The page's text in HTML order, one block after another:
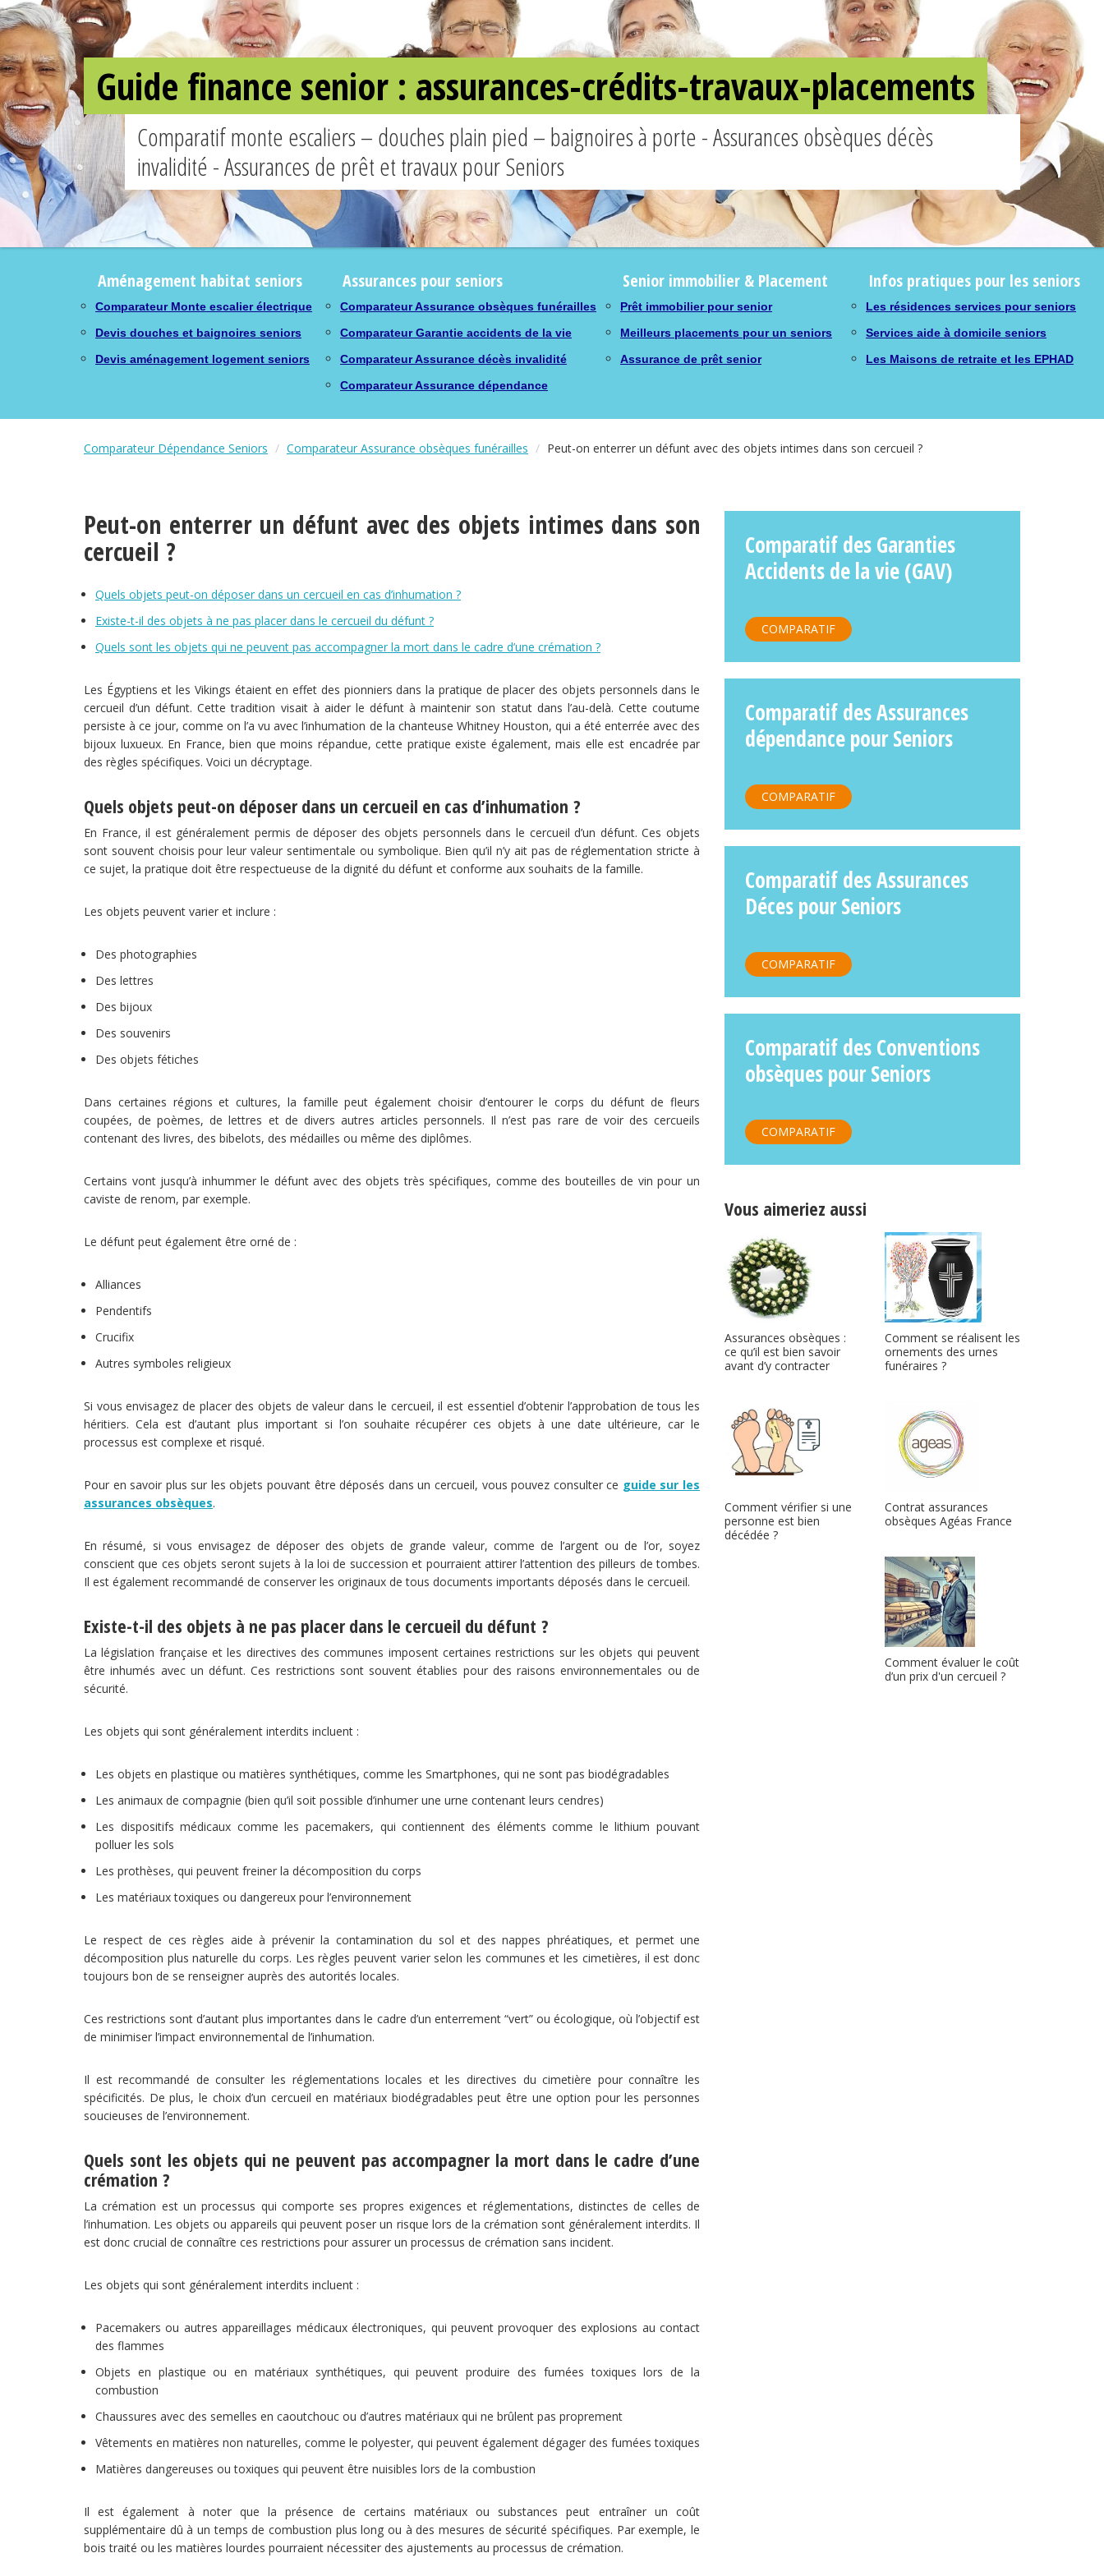
Guide finance senior : assurances-crédits-travaux-placements
Comparatif monte escaliers – douches plain pied – baignoires à porte - Assurances obsèques décès
invalidité - Assurances de prêt et travaux pour Seniors
Aménagement habitat seniors
Comparateur Monte escalier électrique
Devis douches et baignoires seniors
Devis aménagement logement seniors
Assurances pour seniors
Comparateur Assurance obsèques funérailles
Comparateur Garantie accidents de la vie
Comparateur Assurance décès invalidité
Comparateur Assurance dépendance
Senior immobilier & Placement
Prêt immobilier pour senior
Meilleurs placements pour un seniors
Assurance de prêt senior
Infos pratiques pour les seniors
Les résidences services pour seniors
Services aide à domicile seniors
Les Maisons de retraite et les EPHAD
Comparateur Dépendance Seniors Comparateur Assurance obsèques funérailles Peut-on enterrer un défunt avec des objets intimes dans son cercueil ?
Peut-on enterrer un défunt avec des objets intimes dans son
cercueil ?
Quels objets peut-on déposer dans un cercueil en cas d’inhumation ?
Existe-t-il des objets à ne pas placer dans le cercueil du défunt ?
Quels sont les objets qui ne peuvent pas accompagner la mort dans le cadre d’une crémation ?
Les Égyptiens et les Vikings étaient en effet des pionniers dans la pratique de placer des objets personnels dans le
cercueil d’un défunt. Cette tradition visait à aider le défunt à maintenir son statut dans l’au-delà. Cette coutume
persiste à ce jour, comme on l’a vu avec l’inhumation de la chanteuse Whitney Houston, qui a été enterrée avec des
bijoux luxueux. En France, bien que moins répandue, cette pratique existe également, mais elle est encadrée par
des règles spécifiques. Voici un décryptage.
Quels objets peut-on déposer dans un cercueil en cas d’inhumation ?
En France, il est généralement permis de déposer des objets personnels dans le cercueil d’un défunt. Ces objets
sont souvent choisis pour leur valeur sentimentale ou symbolique. Bien qu’il n’y ait pas de réglementation stricte à
ce sujet, la pratique doit être respectueuse de la dignité du défunt et conforme aux souhaits de la famille.
Les objets peuvent varier et inclure :
Des photographies
Des lettres
Des bijoux
Des souvenirs
Des objets fétiches
Dans certaines régions et cultures, la famille peut également choisir d’entourer le corps du défunt de fleurs
coupées, de poèmes, de lettres et de divers autres articles personnels. Il n’est pas rare de voir des cercueils
contenant des livres, des bibelots, des médailles ou même des diplômes.
Certains vont jusqu’à inhummer le défunt avec des objets très spécifiques, comme des bouteilles de vin pour un
caviste de renom, par exemple.
Le défunt peut également être orné de :
Alliances
Pendentifs
Crucifix
Autres symboles religieux
Si vous envisagez de placer des objets de valeur dans le cercueil, il est essentiel d’obtenir l’approbation de tous les
héritiers. Cela est d’autant plus important si l’on souhaite récupérer ces objets à une date ultérieure, car le
processus est complexe et risqué.
Pour en savoir plus sur les objets pouvant être déposés dans un cercueil, vous pouvez consulter ce guide sur les
assurances obsèques.
En résumé, si vous envisagez de déposer des objets de grande valeur, comme de l’argent ou de l’or, soyez
conscient que ces objets seront sujets à la loi de succession et pourraient attirer l’attention des pilleurs de tombes.
Il est également recommandé de conserver les originaux de tous documents importants déposés dans le cercueil.
Existe-t-il des objets à ne pas placer dans le cercueil du défunt ?
La législation française et les directives des communes imposent certaines restrictions sur les objets qui peuvent
être inhumés avec un défunt. Ces restrictions sont souvent établies pour des raisons environnementales ou de
sécurité.
Les objets qui sont généralement interdits incluent :
Les objets en plastique ou matières synthétiques, comme les Smartphones, qui ne sont pas biodégradables
Les animaux de compagnie (bien qu’il soit possible d’inhumer une urne contenant leurs cendres)
Les dispositifs médicaux comme les pacemakers, qui contiennent des éléments comme le lithium pouvant
polluer les sols
Les prothèses, qui peuvent freiner la décomposition du corps
Les matériaux toxiques ou dangereux pour l’environnement
Le respect de ces règles aide à prévenir la contamination du sol et des nappes phréatiques, et permet une
décomposition plus naturelle du corps. Les règles peuvent varier selon les communes et les cimetières, il est donc
toujours bon de se renseigner auprès des autorités locales.
Ces restrictions sont d’autant plus importantes dans le cadre d’un enterrement “vert” ou écologique, où l’objectif est
de minimiser l’impact environnemental de l’inhumation.
Il est recommandé de consulter les réglementations locales et les directives du cimetière pour connaître les
spécificités. De plus, le choix d’un cercueil en matériaux biodégradables peut être une option pour les personnes
soucieuses de l’environnement.
Quels sont les objets qui ne peuvent pas accompagner la mort dans le cadre d’une
crémation ?
La crémation est un processus qui comporte ses propres exigences et réglementations, distinctes de celles de
l’inhumation. Les objets ou appareils qui peuvent poser un risque lors de la crémation sont généralement interdits. Il
est donc crucial de connaître ces restrictions pour assurer un processus de crémation sans incident.
Les objets qui sont généralement interdits incluent :
Pacemakers ou autres appareillages médicaux électroniques, qui peuvent provoquer des explosions au contact
des flammes
Objets en plastique ou en matériaux synthétiques, qui peuvent produire des fumées toxiques lors de la
combustion
Chaussures avec des semelles en caoutchouc ou d’autres matériaux qui ne brûlent pas proprement
Vêtements en matières non naturelles, comme le polyester, qui peuvent également dégager des fumées toxiques
Matières dangereuses ou toxiques qui peuvent être nuisibles lors de la combustion
Il est également à noter que la présence de certains matériaux ou substances peut entraîner un coût
supplémentaire dû à un temps de combustion plus long ou à des mesures de sécurité spécifiques. Par exemple, le
bois traité ou les matières lourdes pourraient nécessiter des ajustements au processus de crémation.
Comparatif des Garanties
Accidents de la vie (GAV)
COMPARATIF
Comparatif des Assurances
dépendance pour Seniors
COMPARATIF
Comparatif des Assurances
Déces pour Seniors
COMPARATIF
Comparatif des Conventions
obsèques pour Seniors
COMPARATIF
Vous aimeriez aussi
Assurances obsèques :
ce qu’il est bien savoir
avant d’y contracter
Comment se réalisent les
ornements des urnes
funéraires ?
Comment vérifier si une
personne est bien
décédée ?
Contrat assurances
obsèques Agéas France
Comment évaluer le coût
d’un prix d'un cercueil ?